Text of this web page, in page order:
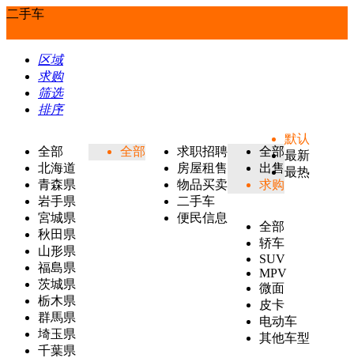
二手车
区域
求购
筛选
排序
全部
北海道
青森県
岩手県
宮城県
秋田県
山形県
福島県
茨城県
栃木県
群馬県
埼玉県
千葉県
全部
求职招聘
房屋租售
物品买卖
二手车
便民信息
全部
出售
求购
全部
轿车
SUV
MPV
微面
皮卡
电动车
其他车型
默认
最新
最热